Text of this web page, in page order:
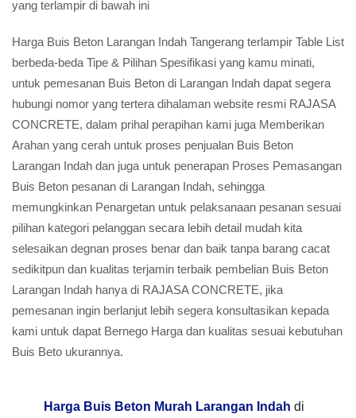
yang terlampir di bawah ini
Harga Buis Beton Larangan Indah Tangerang terlampir Table List
berbeda-beda Tipe & Pilihan Spesifikasi yang kamu minati,
untuk pemesanan Buis Beton di Larangan Indah dapat segera
hubungi nomor yang tertera dihalaman website resmi RAJASA
CONCRETE, dalam prihal perapihan kami juga Memberikan
Arahan yang cerah untuk proses penjualan Buis Beton
Larangan Indah dan juga untuk penerapan Proses Pemasangan
Buis Beton pesanan di Larangan Indah, sehingga
memungkinkan Penargetan untuk pelaksanaan pesanan sesuai
pilihan kategori pelanggan secara lebih detail mudah kita
selesaikan degnan proses benar dan baik tanpa barang cacat
sedikitpun dan kualitas terjamin terbaik pembelian Buis Beton
Larangan Indah hanya di RAJASA CONCRETE, jika
pemesanan ingin berlanjut lebih segera konsultasikan kepada
kami untuk dapat Bernego Harga dan kualitas sesuai kebutuhan
Buis Beto ukurannya.
Harga Buis Beton Murah Larangan Indah di